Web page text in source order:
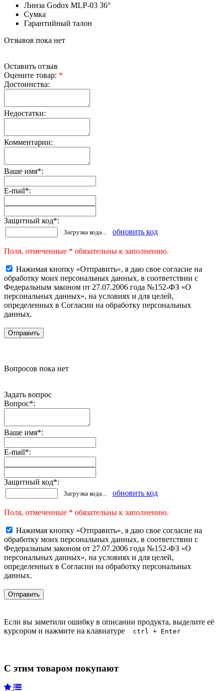
Линза Godox MLP-03 36°
Сумка
Гарантийный талон
Отзывов пока нет
Оставить отзыв
Оцените товар: *
Достоинства:
Недостатки:
Комментарии:
Ваше имя*:
E-mail*:
Защитный код*:
Загрузка кода... обновить код
Поля, отмеченные * обязательны к заполнению.
Нажимая кнопку «Отправить», я даю свое согласие на
обработку моих персональных данных, в соответствии с
Федеральным законом от 27.07.2006 года №152-ФЗ «О
персональных данных», на условиях и для целей,
определенных в Согласии на обработку персональных
данных.
Вопросов пока нет
Задать вопрос
Вопрос*:
Ваше имя*:
E-mail*:
Защитный код*:
Загрузка кода... обновить код
Поля, отмеченные * обязательны к заполнению.
Нажимая кнопку «Отправить», я даю свое согласие на
обработку моих персональных данных, в соответствии с
Федеральным законом от 27.07.2006 года №152-ФЗ «О
персональных данных», на условиях и для целей,
определенных в Согласии на обработку персональных
данных.
Если вы заметили ошибку в описании продукта, выделите её
курсором и нажмите на клавиатуре
ctrl + Enter
С этим товаром покупают